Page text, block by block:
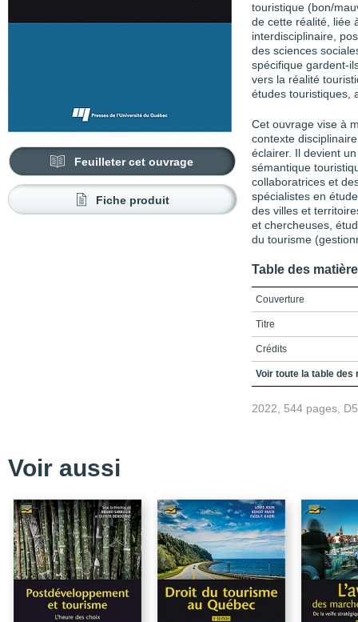
Feuilleter cet ouvrage
Fiche produit
touristique (bon/
de cette réalité, liée
interdisciplinaire,
des sciences
spécifique gardent-
vers la réalité
études touristiques,
Cet ouvrage vise à
contexte
éclairer. Il devient
sémantique
collaboratrices et
spécialistes en
des villes et
et chercheuses,
du tourisme
Table des
Couverture
Titre
Crédits
Table des matières
Concepts clés
A
B
C
D
Voir toute la table des
2022, 544 pages,
Voir aussi